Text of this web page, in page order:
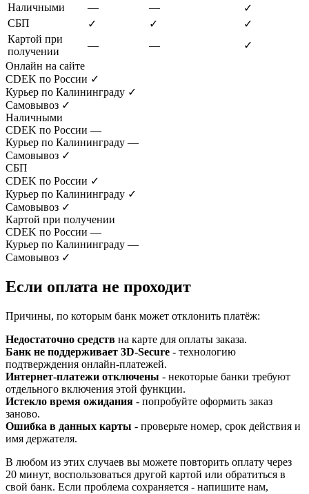
Наличными
— —
✓
СБП
✓ ✓
✓
Картой при
получении
— —
✓
Онлайн на сайте
CDEK по России ✓
Курьер по Калининграду ✓
Самовывоз ✓
Наличными
CDEK по России —
Курьер по Калининграду —
Самовывоз ✓
СБП
CDEK по России ✓
Курьер по Калининграду ✓
Самовывоз ✓
Картой при получении
CDEK по России —
Курьер по Калининграду —
Самовывоз ✓
Если оплата не проходит
Причины, по которым банк может отклонить платёж:
Недостаточно средств на карте для оплаты заказа.
Банк не поддерживает 3D-Secure - технологию
подтверждения онлайн-платежей.
Интернет-платежи отключены - некоторые банки требуют
отдельного включения этой функции.
Истекло время ожидания - попробуйте оформить заказ
заново.
Ошибка в данных карты - проверьте номер, срок действия и
имя держателя.
В любом из этих случаев вы можете повторить оплату через
20 минут, воспользоваться другой картой или обратиться в
свой банк. Если проблема сохраняется - напишите нам,